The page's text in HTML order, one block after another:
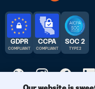
GDPR
COMPLIANT
CCPA
COMPLIANT
SOC 2
TYPE 2